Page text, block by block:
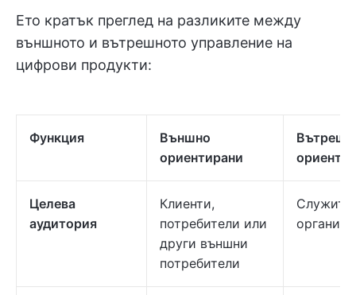
Ето кратък преглед на разликите между
външното и вътрешното управление на
цифрови продукти:
Функция
Външно
ориентирани
Целева
аудитория
Клиенти,
потребители или
други външни
потребители